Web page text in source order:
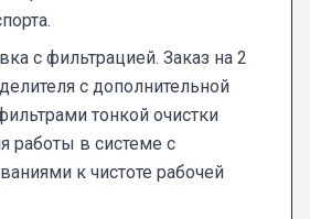
с фильтрацией. Заказ на 2
с дополнительной
тонкой очистки
работы в системе с
к чистоте рабочей